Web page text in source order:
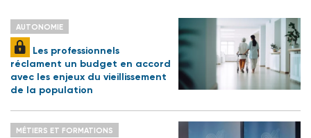
AUTONOMIE
Les professionnels
réclament un budget en accord
avec les enjeux du vieillissement
de la population
MÉTIERS ET FORMATIONS